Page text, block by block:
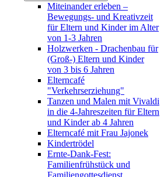
Miteinander erleben –
Bewegungs- und Kreativzeit
für Eltern und Kinder im Alter
von 1-3 Jahren
Holzwerken - Drachenbau für
(Groß-) Eltern und Kinder
von 3 bis 6 Jahren
Elterncafé
"Verkehrserziehung"
Tanzen und Malen mit Vivaldi
in die 4-Jahreszeiten für Eltern
und Kinder ab 4 Jahren
Elterncafé mit Frau Jajonek
Kindertrödel
Ernte-Dank-Fest:
Familienfrühstück und
Familiengottesdienst